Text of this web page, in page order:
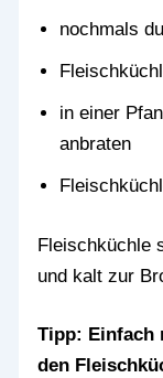
nochmals
in einer
anbraten
Fleischküchle
und kalt zur
Tipp: Einfach
den